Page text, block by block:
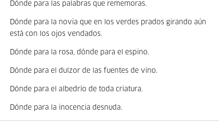
Dónde para las palabras que rememoras.
Dónde para la novia que en los verdes prados girando aún
está con los ojos vendados.
Dónde para la rosa, dónde para el espino.
Dónde para el dulzor de las fuentes de vino.
Dónde para el albedrío de toda criatura.
Dónde para la inocencia desnuda.